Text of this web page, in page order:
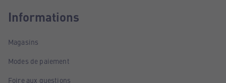
Informations
Magasins
Modes de paiement
Foire aux questions